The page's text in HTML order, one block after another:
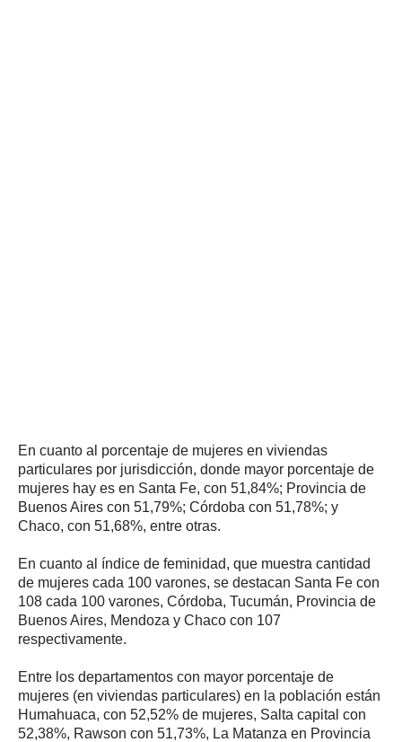
En cuanto al porcentaje de mujeres en viviendas
particulares por jurisdicción, donde mayor porcentaje de
mujeres hay es en Santa Fe, con 51,84%; Provincia de
Buenos Aires con 51,79%; Córdoba con 51,78%; y
Chaco, con 51,68%, entre otras.
En cuanto al índice de feminidad, que muestra cantidad
de mujeres cada 100 varones, se destacan Santa Fe con
108 cada 100 varones, Córdoba, Tucumán, Provincia de
Buenos Aires, Mendoza y Chaco con 107
respectivamente.
Entre los departamentos con mayor porcentaje de
mujeres (en viviendas particulares) en la población están
Humahuaca, con 52,52% de mujeres, Salta capital con
52,38%, Rawson con 51,73%, La Matanza en Provincia